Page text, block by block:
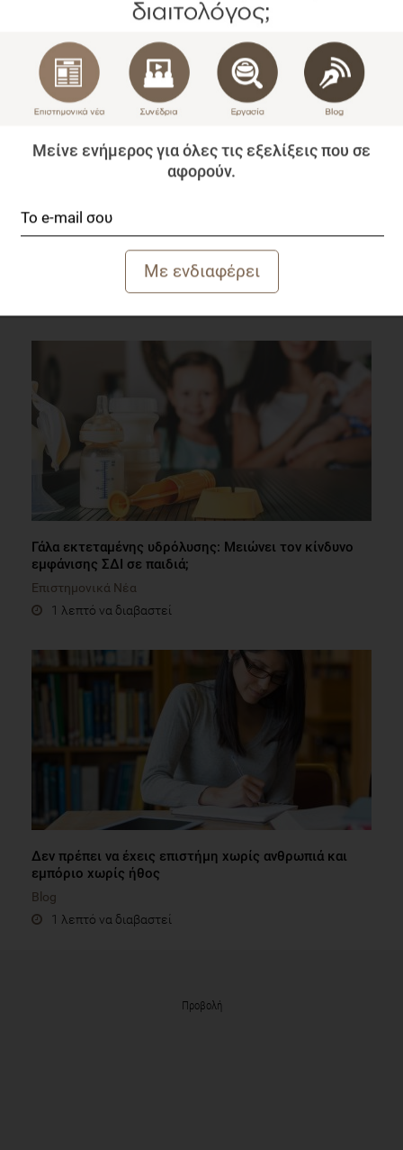
Webinar Ε.Μ.Πα.Κ.Α.Ν.: «Διατροφικές παρεμβάσεις για
την καρδιαγγειακή υγεία»
Γάλα εκτεταμένης υδρόλυσης: Μειώνει τον κίνδυνο
εμφάνισης ΣΔΙ σε παιδιά;
Επιστημονικά Νέα
1 λεπτό να διαβαστεί
Δεν πρέπει να έχεις επιστήμη χωρίς ανθρωπιά και
εμπόριο χωρίς ήθος
Blog
1 λεπτό να διαβαστεί
Προβολή
Μείνε ενήμερος για όλες τις εξελίξεις που σε
αφορούν.